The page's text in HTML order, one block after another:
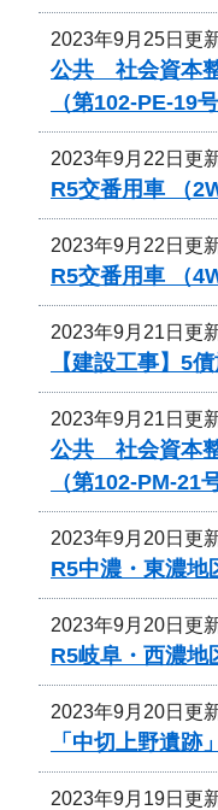
2023年9月25日更
公共 社会資本整
（第102-PE-19
2023年9月22日更
R5交番用車 （
2023年9月22日更
R5交番用車 （
2023年9月21日更
【建設工事】5
2023年9月21日更
公共 社会資本整
（第102-PM-21
2023年9月20日更
R5中濃・東濃地
2023年9月20日更
R5岐阜・西濃地
2023年9月20日更
「中切上野遺跡
2023年9月19日更